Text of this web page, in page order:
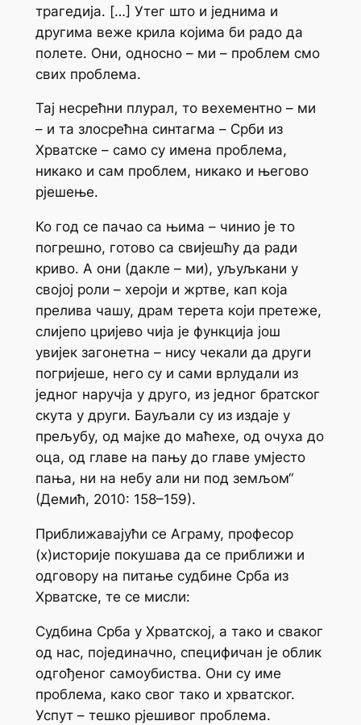
трагедија. […] Утег што и једнима и
другима веже крила којима би радо да
полете. Они, односно – ми – проблем смо
свих проблема.
Тај несрећни плурал, то вехементно – ми
– и та злосрећна синтагма – Срби из
Хрватске – само су имена проблема,
никако и сам проблем, никако и његово
рјешење.
Ко год се пачао са њима – чинио је то
погрешно, готово са свијешћу да ради
криво. А они (дакле – ми), уљуљкани у
својој роли – хероји и жртве, кап која
прелива чашу, драм терета који претеже,
слијепо цријево чија је функција још
увијек загонетна – нису чекали да други
погријеше, него су и сами врлудали из
једног наручја у друго, из једног братског
скута у други. Бауљали су из издаје у
прељубу, од мајке до маћехе, од очуха до
оца, од главе на пању до главе умјесто
пања, ни на небу али ни под земљом“
(Демић, 2010: 158–159).
Приближавајући се Аграму, професор
(х)историје покушава да се приближи и
одговору на питање судбине Срба из
Хрватске, те се мисли:
Судбина Срба у Хрватској, а тако и сваког
од нас, појединачно, специфичан је облик
одгођеног самоубиства. Они су име
проблема, како свог тако и хрватског.
Успут – тешко рјешивог проблема.